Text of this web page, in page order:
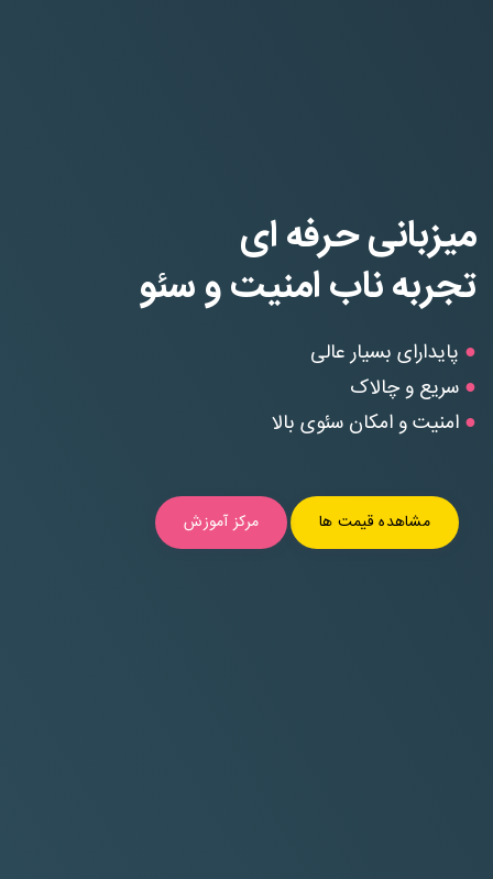
میزبانی حرفه ای
تجربه ناب امنیت و سئو
● پایدارای بسیار عالی
● سریع و چالاک
● امنیت و امکان سئوی بالا
مشاهده قیمت ها مرکز آموزش